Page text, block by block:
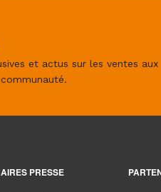
et actus sur les ventes aux
PRESSE